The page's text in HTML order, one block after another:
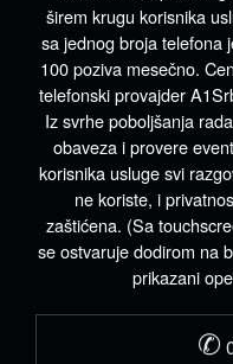
širem krugu korisnika
sa jednog broja telefona
100 poziva mesečno.
telefonski provajder
Iz svrhe poboljšanja
obaveza i provere
korisnika usluge svi
ne koriste, i
zaštićena. (Sa
se ostvaruje dodirom na
prikazani
✆